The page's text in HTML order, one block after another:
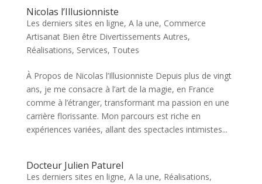
Nicolas l’Illusionniste
Les derniers sites en ligne, A la une, Commerce
Artisanat Bien être Divertissements Autres,
Réalisations, Services, Toutes
À Propos de Nicolas l’Illusionniste Depuis plus de vingt
ans, je me consacre à l’art de la magie, en France
comme à l’étranger, transformant ma passion en une
carrière florissante. Mon parcours est riche en
expériences variées, allant des spectacles intimistes...
Docteur Julien Paturel
Les derniers sites en ligne, A la une, Réalisations,